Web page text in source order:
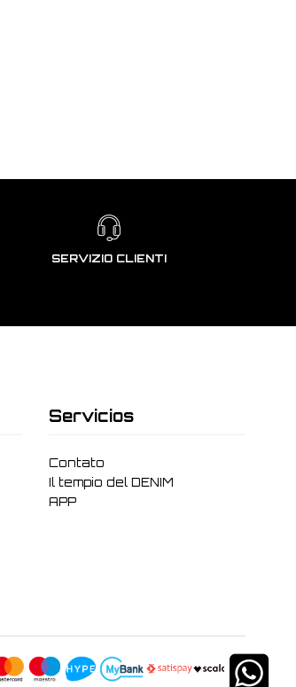
SERVIZIO CLIENTI
Servicios
Contato
Il tempio del DENIM
APP